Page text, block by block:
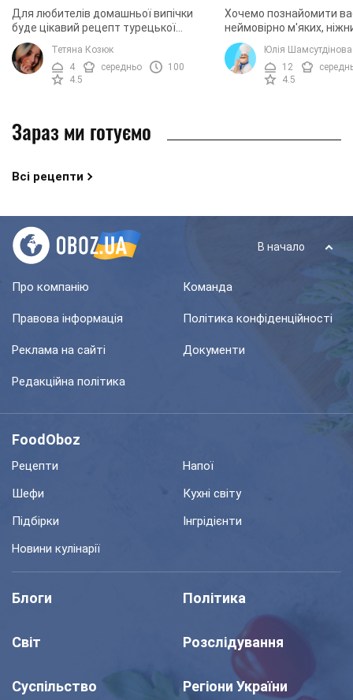
Для любителів домашньої випічки
буде цікавий рецепт турецької
солодкої ачми. Ачма - це дуже
смачна страва з бюджетним
набором інгредієнтів.
Тетяна Козюк
4
середньо
100
4.5
Хочемо познайомити
неймовірно м'яких,
повітряних турецьких
Швидкий і простий
золотистої випічки ...
Юлія Шамсутдінова
12
4.5
Зараз ми готуємо
Всі рецепти
В начало
Про компанію Команда
Правова інформація Політика конфіденційності
Реклама на сайті Документи
Редакційна політика
FoodOboz
Рецепти
Напої
Шефи
Кухні світу
Підбірки
Інгрідієнти
Новини кулінарії
Блоги Політика
Світ Розслідування
Суспільство Регіони України